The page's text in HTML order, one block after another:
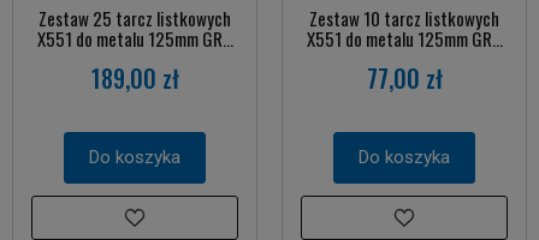
Zestaw 25 tarcz listkowych
X551 do metalu 125mm GR...
189,00 zł
Do koszyka
Zestaw 10 tarcz listkowych
X551 do metalu 125mm GR...
77,00 zł
Do koszyka